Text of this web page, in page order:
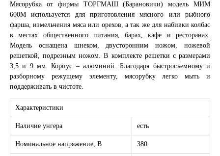
Мясорубка от фирмы ТОРГМАШ (Барановичи) модель МИМ
600М используется для приготовления мясного или рыбного
фарша, измельчения мяса или орехов, а так же для набивки колбас
в местах общественного питания, барах, кафе и ресторанах.
Модель оснащена шнеком, двусторонним ножом, ножевой
решеткой, подрезным ножом. В комплекте решетки с размерами
3,5 и 9 мм. Корпус – алюминий. Благодаря быстросъемному и
разборному режущему элементу, мясорубку легко мыть и
поддерживать в чистоте.
Характеристики
Наличие унгера есть
Номинальное напряжение, В 380